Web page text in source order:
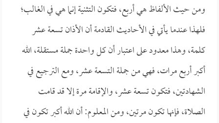
ومن حيث الألفاظ هي أربع، فتكون التثنية إنما هي في الغالب؛
فلهذا عندما يأتي في الأحاديث القادمة أن الأذان تسعة عشر
كلمة، وهذا معدود على اعتبار أن كل واحدة جملة مستقلة، الله
أكبر أربع مرات، فهي من جملة التسعة عشر، ومع الترجيع في
الشهادتين، فتكون تسعة عشر، والإقامة مرة إلا قد قامت
الصلاة، فإنها تكون مرتين، ومن المعلوم: أن الله أكبر تكون في